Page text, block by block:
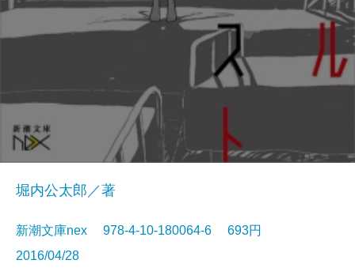
堀内公太郎／著
新潮文庫nex 978-4-10-180064-6 693円
2016/04/28